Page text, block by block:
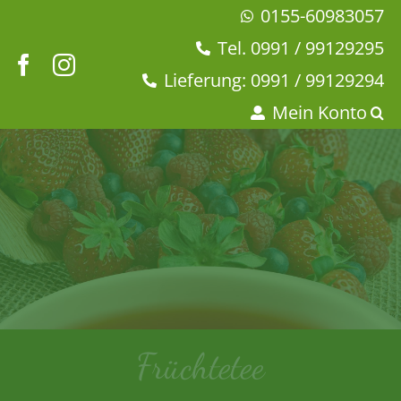
springen
0155-60983057
Tel. 0991 / 99129295
Lieferung: 0991 / 99129294
Mein Konto
Früchtetee